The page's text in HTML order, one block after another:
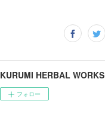
KURUMI HERBAL WORKS
フォロー